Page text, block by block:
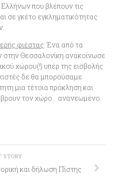
που βλέπουν τις
σε γκέτο εγκληματικότητας
φιέστας: Ένα από τα
Θεσσαλονίκη ανακοίνωσε
χώρου(!) υπέρ της εισβολής
δε θα μπορούσαμε
μια τέτοια πρόκληση και
τον χώρο… ανανεωμένο.
STORY
και δήλωση Πίστης